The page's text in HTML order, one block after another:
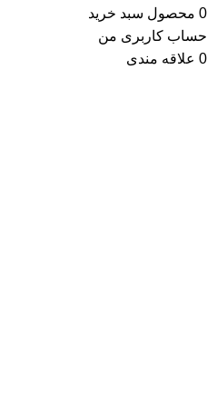
0 محصول سبد خرید
حساب کاربری من
0 علاقه مندی